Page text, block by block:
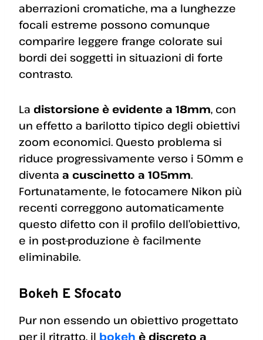
aberrazioni cromatiche, ma a lunghezze
focali estreme possono comunque
comparire leggere frange colorate sui
bordi dei soggetti in situazioni di forte
contrasto.
La distorsione è evidente a 18mm, con
un effetto a barilotto tipico degli obiettivi
zoom economici. Questo problema si
riduce progressivamente verso i 50mm e
diventa a cuscinetto a 105mm.
Fortunatamente, le fotocamere Nikon più
recenti correggono automaticamente
questo difetto con il profilo dell’obiettivo,
e in post-produzione è facilmente
eliminabile.
Bokeh E Sfocato
Pur non essendo un obiettivo progettato
per il ritratto, il bokeh è discreto a